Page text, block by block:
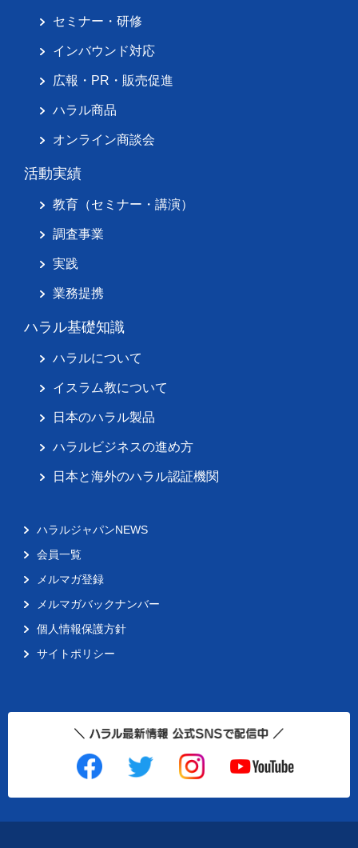
セミナー・研修
インバウンド対応
広報・PR・販売促進
ハラル商品
オンライン商談会
活動実績
教育（セミナー・講演）
調査事業
実践
業務提携
ハラル基礎知識
ハラルについて
イスラム教について
日本のハラル製品
ハラルビジネスの進め方
日本と海外のハラル認証機関
ハラルジャパンNEWS
会員一覧
メルマガ登録
メルマガバックナンバー
個人情報保護方針
サイトポリシー